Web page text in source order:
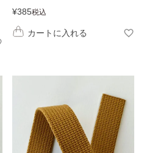
¥385税込
カートに入れる